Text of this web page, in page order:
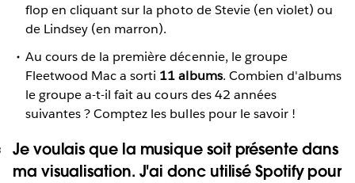
flop en cliquant sur la photo de Stevie (en violet) ou
de Lindsey (en marron).
Au cours de la première décennie, le groupe
Fleetwood Mac a sorti 11 albums. Combien d'albums
le groupe a-t-il fait au cours des 42 années
suivantes ? Comptez les bulles pour le savoir !
Je voulais que la musique soit présente dans
ma visualisation. J'ai donc utilisé Spotify pour